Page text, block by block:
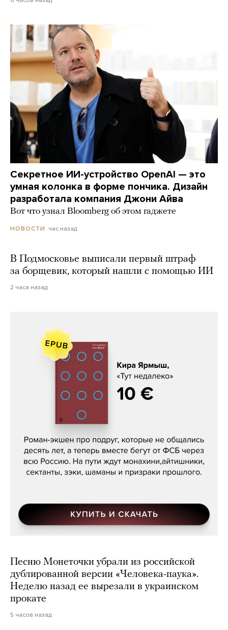
Секретное ИИ-устройство OpenAI — это
умная колонка в форме пончика. Дизайн
разработала компания Джони Айва
Вот что узнал Bloomberg об этом гаджете
НОВОСТИ час назад
В Подмосковье выписали первый штраф
за борщевик, который нашли с помощью ИИ
2 часа назад
Кира Ярмыш, «Тут недалеко»
Песню Монеточки убрали из российской
дублированной версии «Человека-паука».
Неделю назад ее вырезали в украинском
прокате
5 часов назад